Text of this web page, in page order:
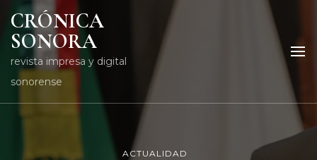
CRÓNICA
SONORA
revista impresa y digital
sonorense
ACTUALIDAD